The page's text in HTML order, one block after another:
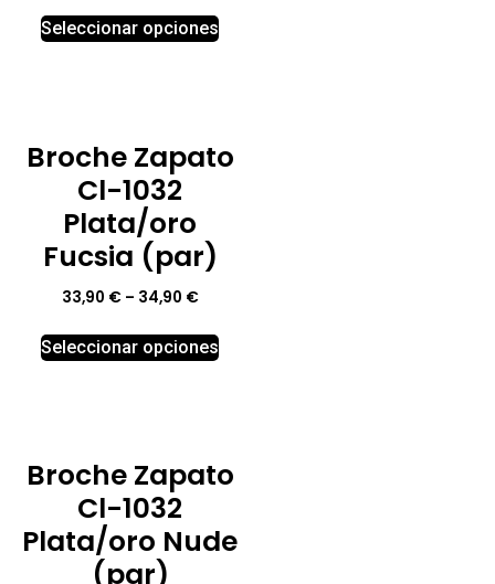
Seleccionar opciones
Broche Zapato
Cl-1032
Plata/oro
Fucsia (par)
33,90 €– 34,90 €
Seleccionar opciones
Broche Zapato
Cl-1032
Plata/oro Nude
(par)